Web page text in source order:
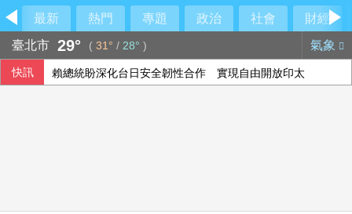
最新 熱門 專題 政治 社會
財經
臺北市 29° ( 31° / 28° ) 氣象
快訊 賴總統盼深化台日安全韌性合作 實現自由開放印太